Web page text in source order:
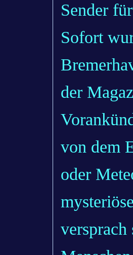
Sender
Sofort
der
von dem
oder
versprach